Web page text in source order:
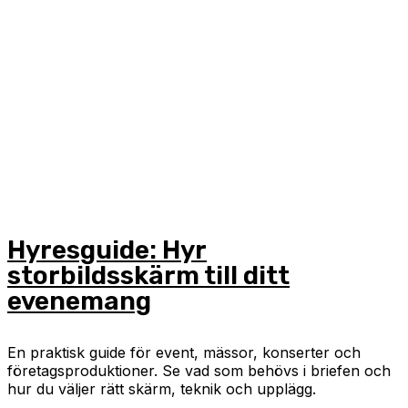
Hyresguide: Hyr
storbildsskärm till ditt
evenemang
En praktisk guide för event, mässor, konserter och
företagsproduktioner. Se vad som behövs i briefen och
hur du väljer rätt skärm, teknik och upplägg.